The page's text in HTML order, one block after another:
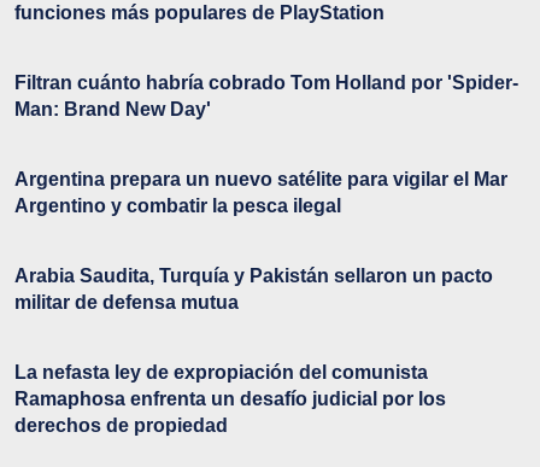
funciones más populares de PlayStation
Filtran cuánto habría cobrado Tom Holland por 'Spider-
Man: Brand New Day'
Argentina prepara un nuevo satélite para vigilar el Mar
Argentino y combatir la pesca ilegal
Arabia Saudita, Turquía y Pakistán sellaron un pacto
militar de defensa mutua
La nefasta ley de expropiación del comunista
Ramaphosa enfrenta un desafío judicial por los
derechos de propiedad